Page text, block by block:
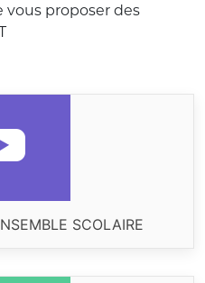
vous proposer des
SCOLAIRE